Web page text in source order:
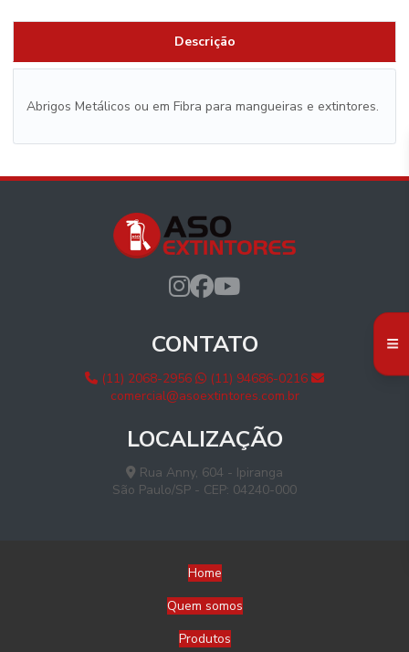
Descrição
Abrigos Metálicos ou em Fibra para mangueiras e extintores.
CONTATO
(11) 2068-2956
(11) 94686-0216
comercial@asoextintores.com.br
LOCALIZAÇÃO
Rua Anny, 604 - Ipiranga
São Paulo/SP - CEP: 04240-000
Home
Quem somos
Produtos